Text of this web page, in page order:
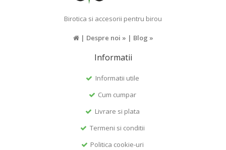
Birotica si accesorii pentru birou
| Despre noi » | Blog »
Informatii
Informatii utile
Cum cumpar
Livrare si plata
Termeni si conditii
Politica cookie-uri